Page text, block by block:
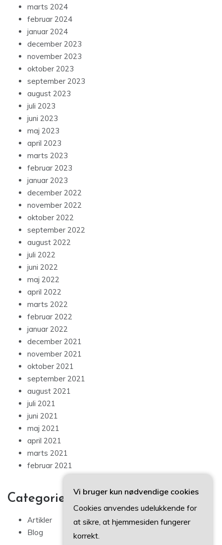
marts 2024
februar 2024
januar 2024
december 2023
november 2023
oktober 2023
september 2023
august 2023
juli 2023
juni 2023
maj 2023
april 2023
marts 2023
februar 2023
januar 2023
december 2022
november 2022
oktober 2022
september 2022
august 2022
juli 2022
juni 2022
maj 2022
april 2022
marts 2022
februar 2022
januar 2022
december 2021
november 2021
oktober 2021
september 2021
august 2021
juli 2021
juni 2021
maj 2021
april 2021
marts 2021
februar 2021
Categories
Artikler
Blog
Vi bruger kun nødvendige cookies
Cookies anvendes udelukkende for
at sikre, at hjemmesiden fungerer
korrekt.